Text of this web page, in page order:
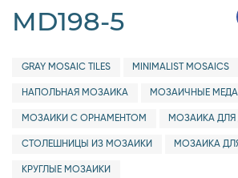
MD198-5
GRAY MOSAIC TILES MINIMALIST MOSAICS
НАПОЛЬНАЯ МОЗАИКА МОЗАИЧНЫЕ
МОЗАИКИ С ОРНАМЕНТОМ МОЗАИКА ДЛЯ
СТОЛЕШНИЦЫ ИЗ МОЗАИКИ МОЗАИКА
КРУГЛЫЕ МОЗАИКИ